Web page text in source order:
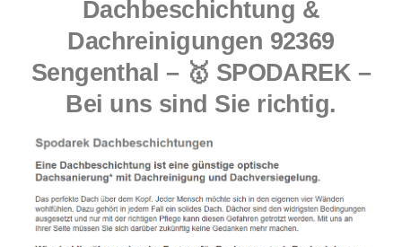
Dachbeschichtung &
Dachreinigungen 92369
Sengenthal – 🥇 SPODAREK –
Bei uns sind Sie richtig.